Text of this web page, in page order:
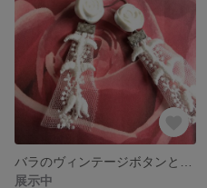
展示中